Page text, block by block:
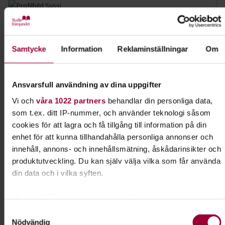
Samtycke Information Reklaminställningar Om
Ansvarsfull användning av dina uppgifter
Vi och våra 1022 partnersbehandlar din personliga data,
som t.ex. ditt IP-nummer, och använder teknologi såsom
cookies för att lagra och få tillgång till information på din
enhet för att kunna tillhandahålla personliga annonser och
innehåll, annons- och innehållsmätning, åskådarinsikter och
produktutveckling. Du kan själv välja vilka som får använda
din data och i vilka syften.
kan ha en noggrannhet på upp till flera meter
Nödvändig
Sussi Andreasson
Skicka e-post
Dela: Facebook LinkedIn E-mail
Föreningen – från idé till praktik
I ert arbete med att starta en förening kan ni
jobba med boken "Föreningen - från idé till
föreningskunskap.